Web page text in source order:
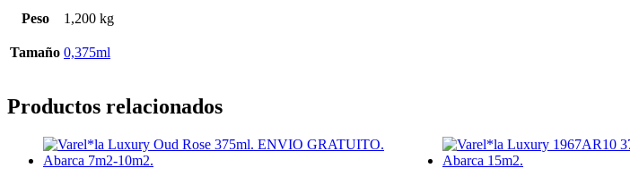
Peso 1,200 kg
Tamaño 0,375ml
Productos relacionados